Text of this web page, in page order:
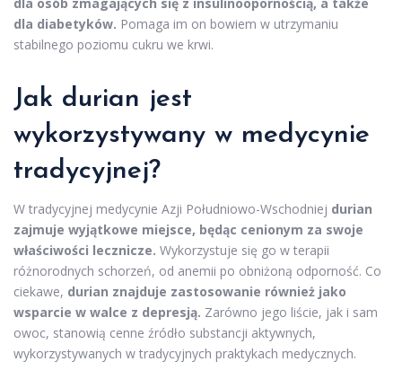
dla diabetyków. Pomaga im on bowiem w utrzymaniu
stabilnego poziomu cukru we krwi.
Jak durian jest
wykorzystywany w medycynie
tradycyjnej?
W tradycyjnej medycynie Azji Południowo-Wschodniej durian
zajmuje wyjątkowe miejsce, będąc cenionym za swoje
właściwości lecznicze. Wykorzystuje się go w terapii
różnorodnych schorzeń, od anemii po obniżoną odporność. Co
ciekawe, durian znajduje zastosowanie również jako
wsparcie w walce z depresją. Zarówno jego liście, jak i sam
owoc, stanowią cenne źródło substancji aktywnych,
wykorzystywanych w tradycyjnych praktykach medycznych.